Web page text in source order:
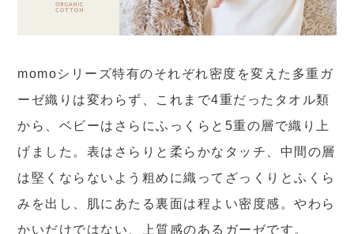
momoシリーズ特有のそれぞれ密度を変えた多重ガ
ーゼ織りは変わらず、これまで4重だったタオル類
から、ベビーはさらにふっくらと5重の層で織り上
げました。表はさらりと柔らかなタッチ、中間の層
は堅くならないよう粗めに織ってざっくりとふくら
みを出し、肌にあたる裏面は程よい密度感。やわら
かいだけではない、上質感のあるガーゼです。